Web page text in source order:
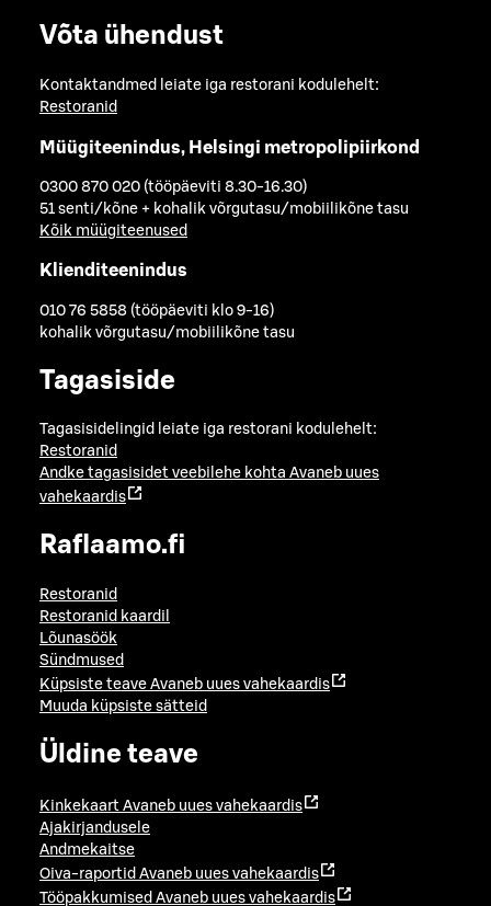
Võta ühendust
Kontaktandmed leiate iga restorani kodulehelt:
Restoranid
Müügiteenindus, Helsingi metropolipiirkond
0300 870 020 (tööpäeviti 8.30-16.30)
51 senti/kõne + kohalik võrgutasu/mobiilikõne tasu
Kõik müügiteenused
Klienditeenindus
010 76 5858 (tööpäeviti klo 9-16)
kohalik võrgutasu/mobiilikõne tasu
Tagasiside
Tagasisidelingid leiate iga restorani kodulehelt:
Restoranid
Andke tagasisidet veebilehe kohta Avaneb uues
vahekaardis
Raflaamo.fi
Restoranid
Restoranid kaardil
Lõunasöök
Sündmused
Küpsiste teave Avaneb uues vahekaardis
Muuda küpsiste sätteid
Üldine teave
Kinkekaart Avaneb uues vahekaardis
Ajakirjandusele
Andmekaitse
Oiva-raportid Avaneb uues vahekaardis
Tööpakkumised Avaneb uues vahekaardis